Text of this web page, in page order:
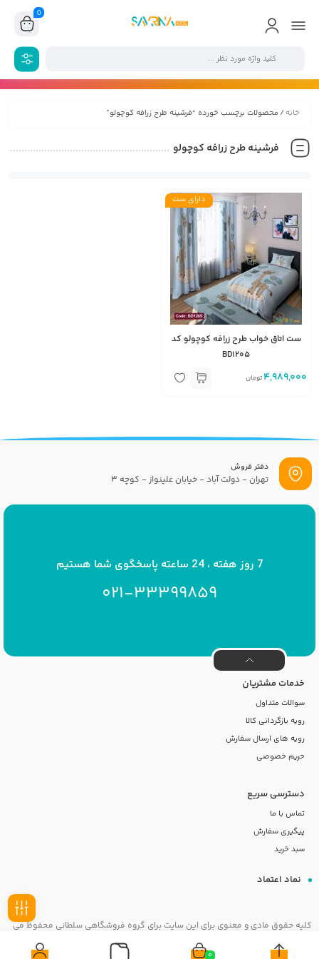
0
خانه/ محصولات برچسب خورده “فرشینه طرح زرافه کوچولو”
فرشینه طرح زرافه کوچولو
دارای ست
ست اتاق خواب طرح زرافه کوچولو کد
BD1205
4,989,000 تومان
0
دفتر فروش
تهران - دولت آباد - خیابان علینواز - کوچه 3
7 روز هفته ، 24 ساعته پاسخگوی شما هستیم
021-33399859
خدمات مشتریان
سوالات متداول
رویه بازگردانی کالا
رویه های ارسال سفارش
حریم خصوصی
دسترسی سریع
تماس با ما
پیگیری سفارش
سبد خرید
نماد اعتماد
کلیه حقوق مادی و معنوی برای این سایت برای گروه فروشگاهی سلطانی محفوظ می